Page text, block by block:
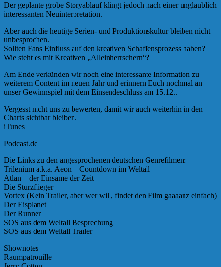
Der geplante grobe Storyablauf klingt jedoch nach einer unglaublich
interessanten Neuinterpretation.
Aber auch die heutige Serien- und Produktionskultur bleiben nicht
unbesprochen.
Sollten Fans Einfluss auf den kreativen Schaffensprozess haben?
Wie steht es mit Kreativen „Alleinherrschern“?
Am Ende verkünden wir noch eine interessante Information zu
weiterem Content im neuen Jahr und erinnern Euch nochmal an
unser Gewinnspiel mit dem Einsendeschluss am 15.12..
Vergesst nicht uns zu bewerten, damit wir auch weiterhin in den
Charts sichtbar bleiben.
iTunes
Podcast.de
Die Links zu den angesprochenen deutschen Genrefilmen:
Trilenium a.k.a. Aeon – Countdown im Weltall
Atlan – der Einsame der Zeit
Die Sturzflieger
Vortex (Kein Trailer, aber wer will, findet den Film gaaaanz einfach)
Der Eisplanet
Der Runner
SOS aus dem Weltall Besprechung
SOS aus dem Weltall Trailer
Shownotes
Raumpatrouille